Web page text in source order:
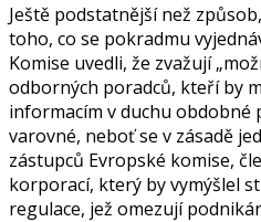
Ještě podstatnější než
toho, co se pokradmu
Komise uvedli, že zvažují
odborných poradců, kteří by
informacím v duchu obdobné
varovné, neboť se v zásadě
zástupců Evropské komise,
korporací, který by vymýšlel
regulace, jež omezují